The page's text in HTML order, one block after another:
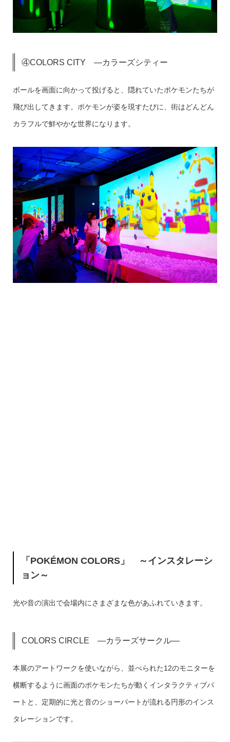
④COLORS CITY ―カラーズシティー
ボールを画面に向かって投げると、隠れていたポケモンたちが
飛び出してきます。ポケモンが姿を現すたびに、街はどんどん
カラフルで鮮やかな世界になります。
「POKÉMON COLORS」 ～インスタレーシ
ョン～
光や音の演出で会場内にさまざまな色があふれていきます。
COLORS CIRCLE ―カラーズサークル―
本展のアートワークを使いながら、並べられた12のモニターを
横断するように画面のポケモンたちが動くインタラクティブパ
ートと、定期的に光と音のショーパートが流れる円形のインス
タレーションです。